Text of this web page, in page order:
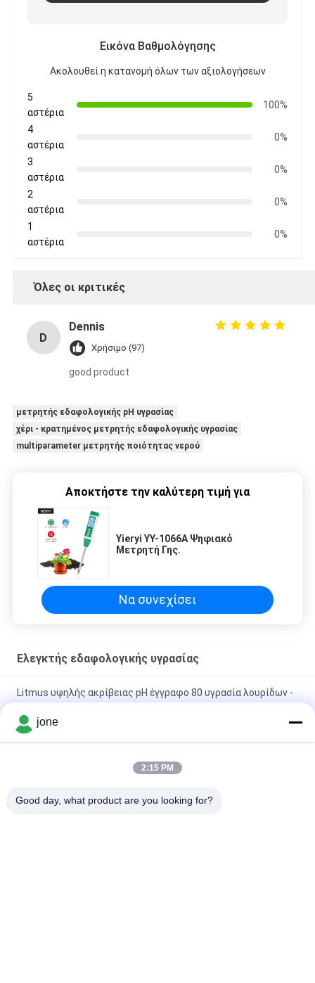
Εικόνα Βαθμολόγησης
Ακολουθεί η κατανομή όλων των αξιολογήσεων
5
αστέρια
100%
4
αστέρια
0%
3
αστέρια
0%
2
αστέρια
0%
1
αστέρια
0%
Όλες οι κριτικές
D
Dennis
Χρήσιμο (97)
good product
μετρητής εδαφολογικής pH υγρασίας
χέρι - κρατημένος μετρητής εδαφολογικής υγρασίας
multiparameter μετρητής ποιότητας νερού
Αποκτήστε την καλύτερη τιμή για
Yieryi YY-1066A Ψηφιακό
Μετρητή Γης.
Να συνεχίσει
Ελεγκτής εδαφολογικής υγρασίας
Litmus υψηλής ακρίβειας pH έγγραφο 80 υγρασία λουρίδων -
ZigBee 3 σε 1 έξυπνος αισθητήρας εδάφους για θερμοκρασία
Δοκιμή MD-2G Ψηφιακό για σκόνη ξύλου Στάσιμος καλαμπόκι
jone
2:15 PM
Good day, what product are you looking for?